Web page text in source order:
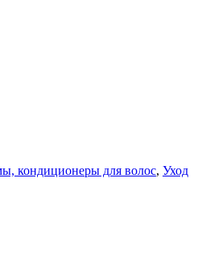
кондиционеры для волос, Уход